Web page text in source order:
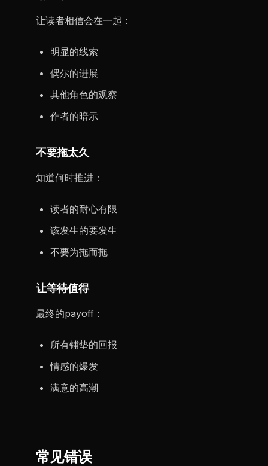
让读者相信会在一起：
明显的线索
偶尔的进展
其他角色的观察
作者的暗示
不要拖太久
知道何时推进：
读者的耐心有限
该发生的要发生
不要为拖而拖
让等待值得
最终的payoff：
所有铺垫的回报
情感的爆发
满意的高潮
常见错误